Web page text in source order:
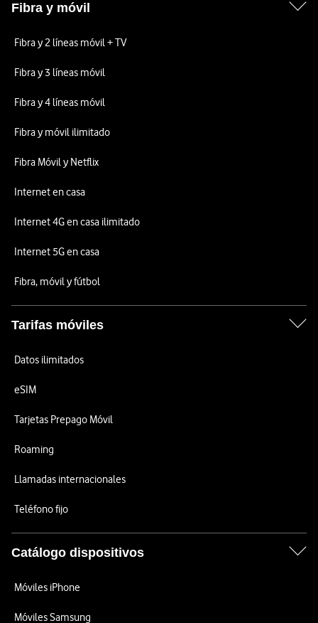
Fibra y móvil
Fibra y 2 líneas móvil + TV
Fibra y 3 líneas móvil
Fibra y 4 líneas móvil
Fibra y móvil ilimitado
Fibra Móvil y Netflix
Internet en casa
Internet 4G en casa ilimitado
Internet 5G en casa
Fibra, móvil y fútbol
Tarifas móviles
Datos ilimitados
eSIM
Tarjetas Prepago Móvil
Roaming
Llamadas internacionales
Teléfono fijo
Catálogo dispositivos
Móviles iPhone
Móviles Samsung